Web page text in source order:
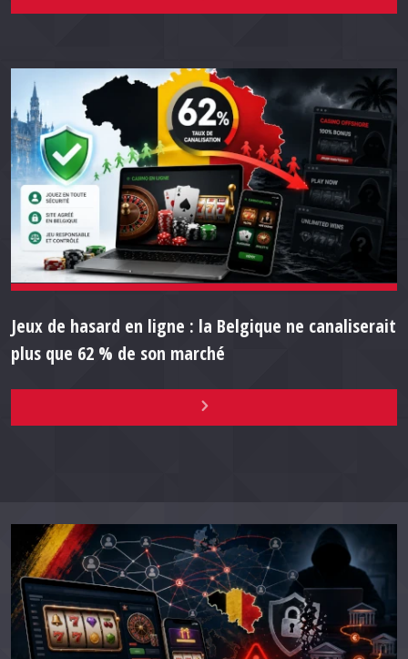
Jeux de hasard en ligne : la Belgique ne canaliserait
plus que 62 % de son marché